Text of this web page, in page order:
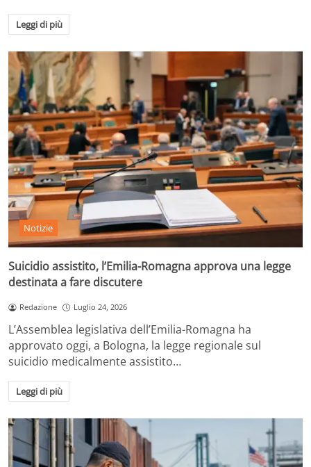
Leggi di più
Notizie
Suicidio assistito, l’Emilia-Romagna approva una legge
destinata a fare discutere
Redazione Luglio 24, 2026
L’Assemblea legislativa dell’Emilia-Romagna ha
approvato oggi, a Bologna, la legge regionale sul
suicidio medicalmente assistito…
Leggi di più